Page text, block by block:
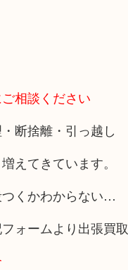
相談ください
断捨離・引っ越し
えてきています。
くかわからない…
ォームより出張買